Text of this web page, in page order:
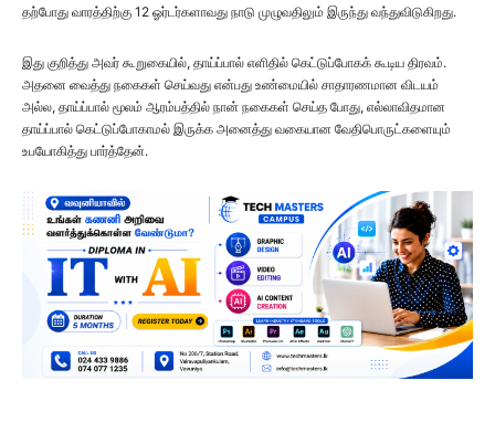
தற்போது வாரத்திற்கு 12 ஓர்டர்களாவது நாடு முழுவதிலும் இருந்து வந்துவிடுகிறது.
இது குறித்து அவர் கூறுகையில், தாய்ப்பால் எளிதில் கெட்டுப்போகக் கூடிய திரவம்.
அதனை வைத்து நகைகள் செய்வது என்பது உண்மையில் சாதாரணமான விடயம்
அல்ல, தாய்ப்பால் மூலம் ஆரம்பத்தில் நான் நகைகள் செய்த போது, எல்லாவிதமான
தாய்ப்பால் கெட்டுப்போகாமல் இருக்க அனைத்து வகையான வேதிபொருட்களையும்
உபயோகித்து பார்த்தேன்.